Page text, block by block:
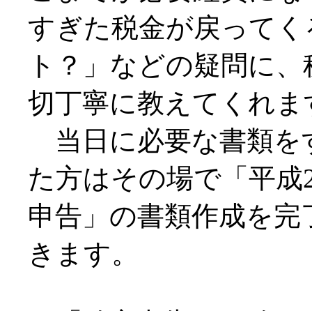
すぎた税金が戻って
ト？」などの疑問に
切丁寧に教えてくれま
当日に必要な書類を
た方はその場で「平成
申告」の書類作成を
きます。